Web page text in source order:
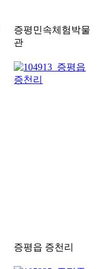
증평민속체험박물
관
증평읍 증천리